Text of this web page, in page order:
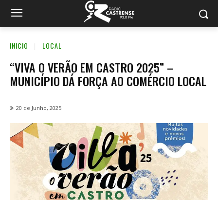
INICIO LOCAL
“VIVA O VERÃO EM CASTRO 2025” –
MUNICÍPIO DÁ FORÇA AO COMÉRCIO LOCAL
20 de Junho, 2025